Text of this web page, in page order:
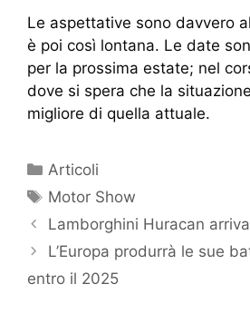
Le aspettative sono davvero
è poi così lontana. Le date
per la prossima estate; nel
dove si spera che la
migliore di quella attuale.
Articoli
Motor Show
Lamborghini Huracan
L’Europa produrrà le sue
entro il 2025